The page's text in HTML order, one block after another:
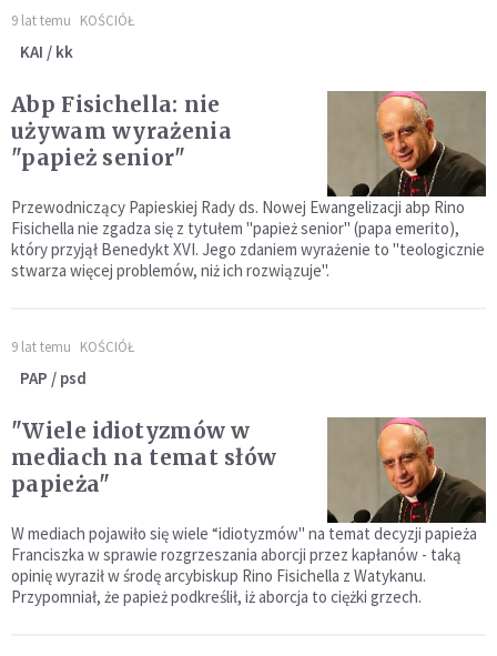
9 lat temu KOŚCIÓŁ
KAI / kk
Abp Fisichella: nie
używam wyrażenia
"papież senior"
Przewodniczący Papieskiej Rady ds. Nowej Ewangelizacji abp Rino
Fisichella nie zgadza się z tytułem "papież senior" (papa emerito),
który przyjął Benedykt XVI. Jego zdaniem wyrażenie to "teologicznie
stwarza więcej problemów, niż ich rozwiązuje".
9 lat temu KOŚCIÓŁ
PAP / psd
"Wiele idiotyzmów w
mediach na temat słów
papieża"
W mediach pojawiło się wiele “idiotyzmów" na temat decyzji papieża
Franciszka w sprawie rozgrzeszania aborcji przez kapłanów - taką
opinię wyraził w środę arcybiskup Rino Fisichella z Watykanu.
Przypomniał, że papież podkreślił, iż aborcja to ciężki grzech.